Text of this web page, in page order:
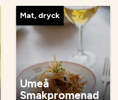
Mat, dryck
Umeå
Smakpromenad